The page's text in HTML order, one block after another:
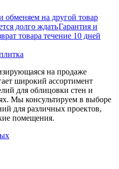
обменяем на другой товар
долго ждатьГарантия и
товара течение 10 дней
на продаже
широкий ассортимент
для облицовки стен и
Мы консультируем в выборе
для различных проектов,
помещения.